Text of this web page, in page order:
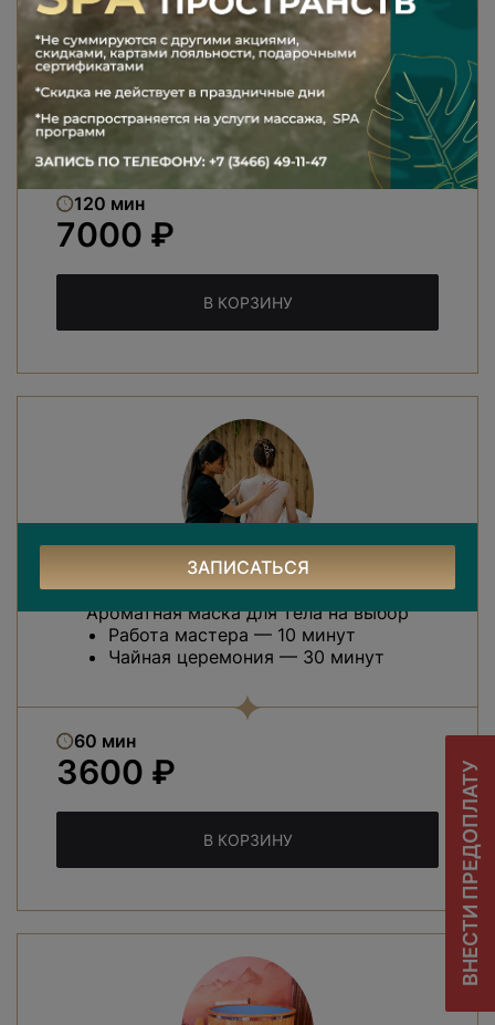
1 гость: 7000 руб.
2 гостя: 10000 руб.
Общее время: 120 минут (+ чайная
церемония)
Эффект: расслабление, чувство душевного
наслаждения и тонус всего тела
120 мин
7000 ₽
В КОРЗИНУ
ОБЕРТЫВАНИЕ
Ароматная маска для тела на выбор
Работа мастера — 10 минут
Чайная церемония — 30 минут
60 мин
3600 ₽
В КОРЗИНУ
ЗАПИСАТЬСЯ
ВНЕСТИ ПРЕДОПЛАТУ